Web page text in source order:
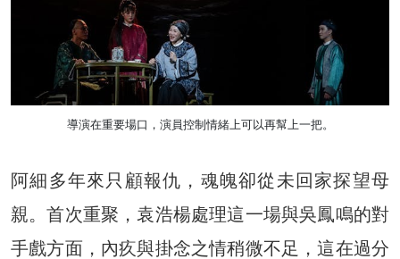
導演在重要場口，演員控制情緒上可以再幫上一把。
阿細多年來只顧報仇，魂魄卻從未回家探望母
親。首次重聚，袁浩楊處理這一場與吳鳳鳴的對
手戲方面，內疚與掛念之情稍微不足，這在過分